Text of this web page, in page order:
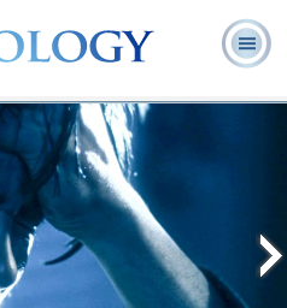
Ministros
Voluntarios
Preguntas
Frecuentes